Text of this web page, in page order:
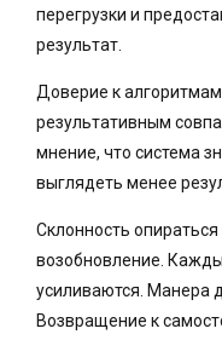
перегрузки и
результат.
Доверие к
результативным
мнение, что система
выглядеть менее
Склонность
возобновление.
усиливаются. Манера
Возвращение к